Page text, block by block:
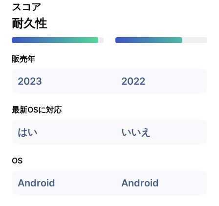
スコア
耐久性
販売年
2023 2022
最新OSに対応
はい いいえ
OS
Android Android